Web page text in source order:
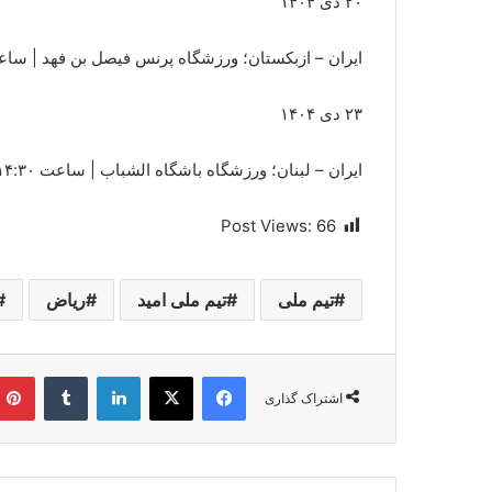
ایران – ازبکستان؛ ورزشگاه پرنس فیصل بن فهد | ساعت ۱۷:۰۰ به وقت
۲۳ دی ۱۴۰۴
ایران – لبنان؛ ورزشگاه باشگاه الشباب | ساعت ۱۴:۳۰ به وقت محلی
Post Views: 66
تیم ملی تیم ملی امید ریاض
اشتراک گذاری
فیسبوکایکس لینکداین تامبلر